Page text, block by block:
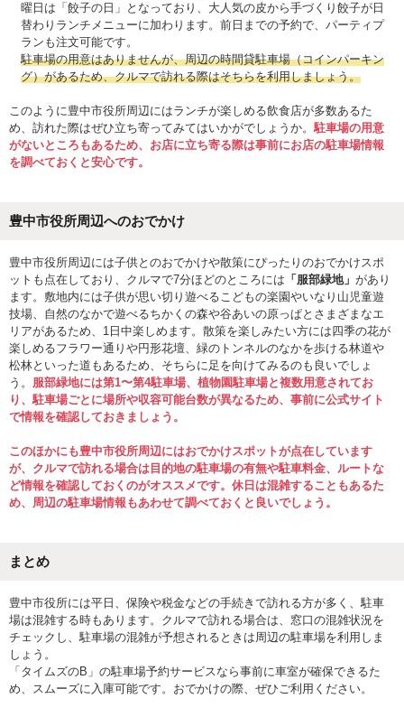
曜日は「餃子の日」となっており、大人気の皮から手づくり餃子が日
替わりランチメニューに加わります。前日までの予約で、パーティプ
ランも注文可能です。
駐車場の用意はありませんが、周辺の時間貸駐車場（コインパーキン
グ）があるため、クルマで訪れる際はそちらを利用しましょう。
このように豊中市役所周辺にはランチが楽しめる飲食店が多数あるた
め、訪れた際はぜひ立ち寄ってみてはいかがでしょうか。駐車場の用意
がないところもあるため、お店に立ち寄る際は事前にお店の駐車場情報
を調べておくと安心です。
豊中市役所周辺へのおでかけ
豊中市役所周辺には子供とのおでかけや散策にぴったりのおでかけスポ
ットも点在しており、クルマで7分ほどのところには 「服部緑地」 があり
ます。敷地内には子供が思い切り遊べるこどもの楽園やいなり山児童遊
技場、自然のなかで遊べるちかくの森や谷あいの原っぱとさまざまなエ
リアがあるため、1日中楽しめます。散策を楽しみたい方には四季の花が
楽しめるフラワー通りや円形花壇、緑のトンネルのなかを歩ける林道や
松林といった道もあるため、そちらに足を向けてみるのも良いでしょ
う。 服部緑地には第1〜第4駐車場、植物園駐車場と複数用意されてお
り、駐車場ごとに場所や収容可能台数が異なるため、事前に公式サイト
で情報を確認しておきましょう。
このほかにも豊中市役所周辺にはおでかけスポットが点在しています
が、クルマで訪れる場合は目的地の駐車場の有無や駐車料金、ルートな
ど情報を確認しておくのがオススメです。休日は混雑することもあるた
め、周辺の駐車場情報もあわせて調べておくと良いでしょう。
まとめ
豊中市役所には平日、保険や税金などの手続きで訪れる方が多く、駐車
場は混雑する時もあります。クルマで訪れる場合は、窓口の混雑状況を
チェックし、駐車場の混雑が予想されるときは周辺の駐車場を利用しま
しょう。
「タイムズのB」の駐車場予約サービスなら事前に車室が確保できるた
め、スムーズに入庫可能です。おでかけの際、ぜひご利用ください。